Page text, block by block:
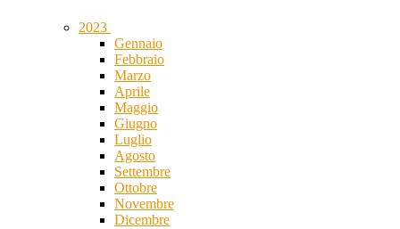
2023
Gennaio
Febbraio
Marzo
Aprile
Maggio
Giugno
Luglio
Agosto
Settembre
Ottobre
Novembre
Dicembre